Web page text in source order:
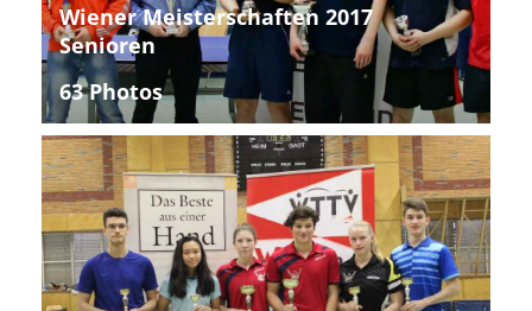
Wiener Meisterschaften 2017
Senioren
63 Photos